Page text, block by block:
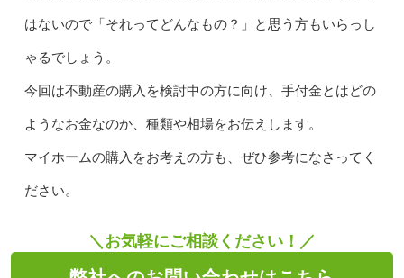
はないので「それってどんなもの？」と思う方もいらっし
ゃるでしょう。
今回は不動産の購入を検討中の方に向け、手付金とはどの
ようなお金なのか、種類や相場をお伝えします。
マイホームの購入をお考えの方も、ぜひ参考になさってく
ださい。
＼お気軽にご相談ください！／